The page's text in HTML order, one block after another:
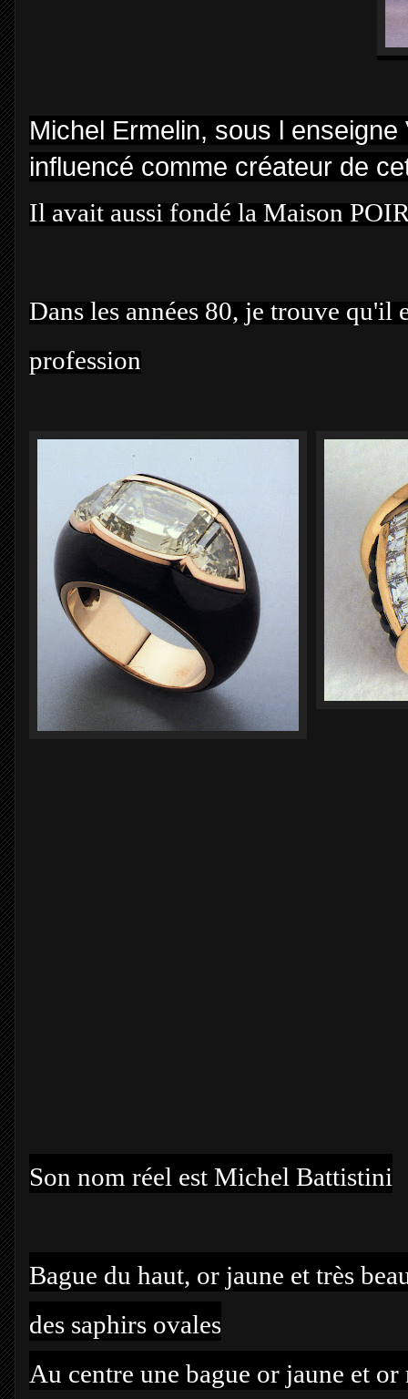
Michel Ermelin, sous l
influencé comme créateur de
Il avait aussi fondé la Maison
Dans les années 80, je trouve
profession
Son nom réel est Michel Battistini
Bague du haut, or jaune et très
des saphirs ovales
Au centre une bague or jaune et